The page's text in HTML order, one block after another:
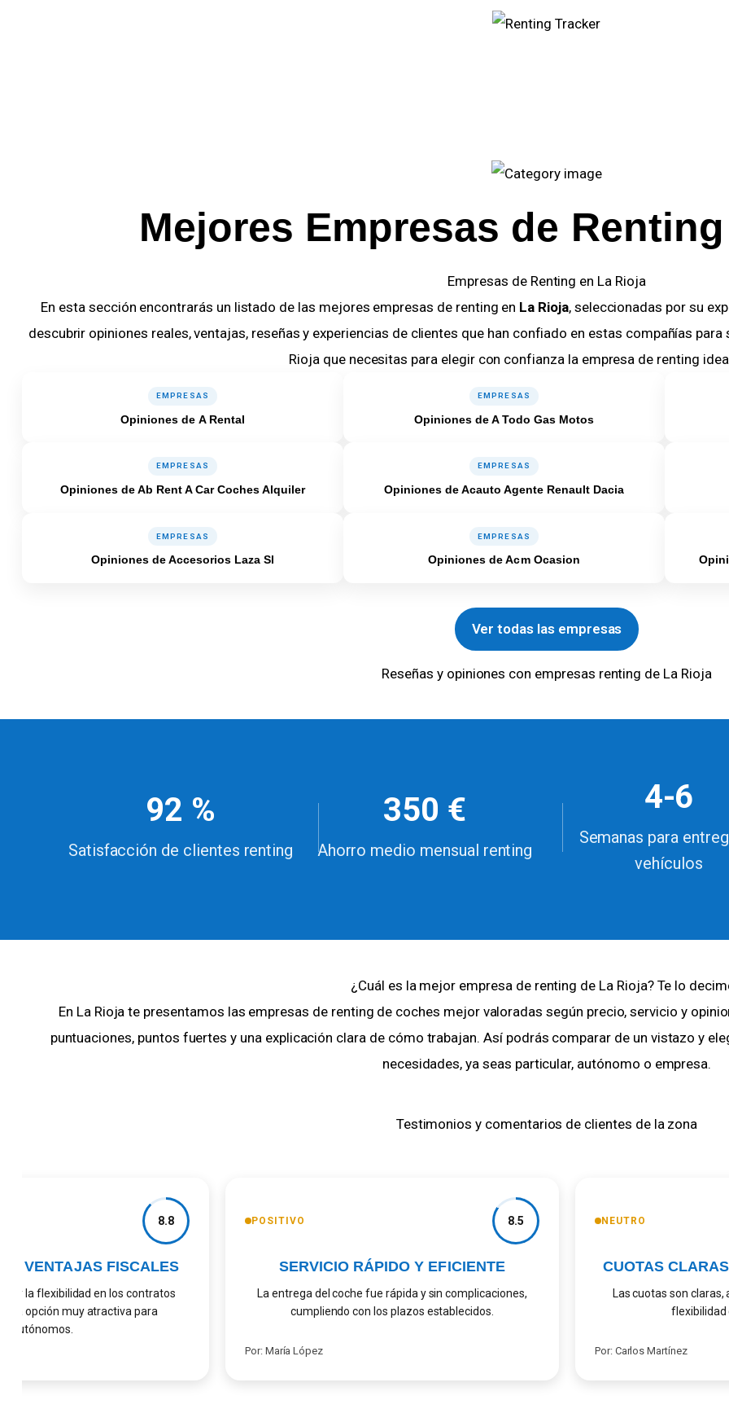
Mejores Empresas de
Empresas de Renting en La Rioja
En esta sección encontrarás un listado de las mejores empresas de renting en La Rioja, seleccionadas por su
descubrir opiniones reales, ventajas, reseñas y experiencias de clientes que han confiado en estas compañías
Rioja que necesitas para elegir con confianza la empresa de renting
EMPRESAS
Opiniones de A Rental
EMPRESAS
Opiniones de A Todo Gas Motos
EMPRESAS
Opiniones de Ab Rent A Car Coches Alquiler
EMPRESAS
Opiniones de Acauto Agente Renault Dacia
EMPRESAS
Opiniones de Accesorios Laza Sl
EMPRESAS
Opiniones de Acm Ocasion
Ver todas las empresas
Reseñas y opiniones con empresas renting de La Rioja
92 %
Satisfacción de clientes renting
350 €
Ahorro medio mensual renting
4-6
Semanas para
vehículos
¿Cuál es la mejor empresa de renting de La Rioja? Te lo
En La Rioja te presentamos las empresas de renting de coches mejor valoradas según precio, servicio y
puntuaciones, puntos fuertes y una explicación clara de cómo trabajan. Así podrás comparar de un vistazo y
necesidades, ya seas particular, autónomo o empresa.
Testimonios y comentarios de clientes de la zona
8.8
VENTAJAS FISCALES
y la flexibilidad en los contratos
opción muy atractiva para
POSITIVO 8.5
SERVICIO RÁPIDO Y EFICIENTE
La entrega del coche fue rápida y sin complicaciones,
cumpliendo con los plazos establecidos.
Por: María López
NEUTRO
CUOTAS CLARAS
Las cuotas son claras,
flexibilidad
Por: Carlos Martínez